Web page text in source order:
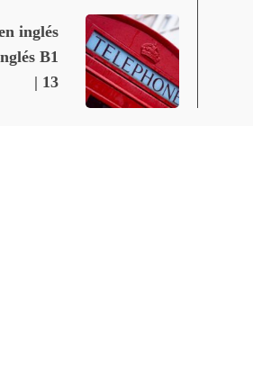
inglés
B1
| 13